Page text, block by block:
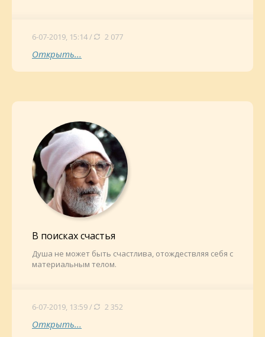
6-07-2019, 15:14 / 2 077
Открыть...
В поисках счастья
Душа не может быть счастлива, отождествляя себя с
материальным телом.
6-07-2019, 13:59 / 2 352
Открыть...